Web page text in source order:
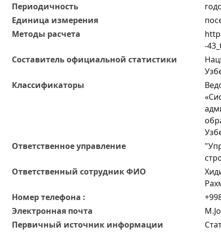
Периодичность
Единица измерения
Методы расчета
-
Составитель официальной статистики
Классификаторы
Ответственное управление
Oтветственный сотрудник ФИО
Номер телефона :
Электронная почта
Первичный источник информации